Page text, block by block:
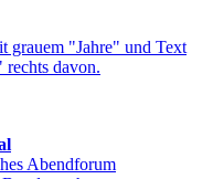
Abendforum